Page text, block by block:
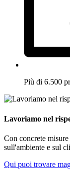
Più di 6.500
Lavoriamo nel
Con concrete
sull'ambiente e sul
Qui puoi trovare